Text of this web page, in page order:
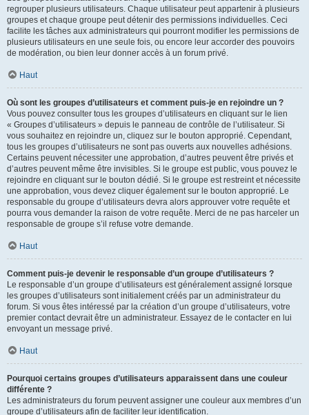
regrouper plusieurs utilisateurs. Chaque utilisateur peut appartenir à plusieurs
groupes et chaque groupe peut détenir des permissions individuelles. Ceci
facilite les tâches aux administrateurs qui pourront modifier les permissions de
plusieurs utilisateurs en une seule fois, ou encore leur accorder des pouvoirs
de modération, ou bien leur donner accès à un forum privé.
Haut
Où sont les groupes d’utilisateurs et comment puis-je en rejoindre un ?
Vous pouvez consulter tous les groupes d’utilisateurs en cliquant sur le lien
« Groupes d’utilisateurs » depuis le panneau de contrôle de l’utilisateur. Si
vous souhaitez en rejoindre un, cliquez sur le bouton approprié. Cependant,
tous les groupes d’utilisateurs ne sont pas ouverts aux nouvelles adhésions.
Certains peuvent nécessiter une approbation, d’autres peuvent être privés et
d’autres peuvent même être invisibles. Si le groupe est public, vous pouvez le
rejoindre en cliquant sur le bouton dédié. Si le groupe est restreint et nécessite
une approbation, vous devez cliquer également sur le bouton approprié. Le
responsable du groupe d’utilisateurs devra alors approuver votre requête et
pourra vous demander la raison de votre requête. Merci de ne pas harceler un
responsable de groupe s’il refuse votre demande.
Haut
Comment puis-je devenir le responsable d’un groupe d’utilisateurs ?
Le responsable d’un groupe d’utilisateurs est généralement assigné lorsque
les groupes d’utilisateurs sont initialement créés par un administrateur du
forum. Si vous êtes intéressé par la création d’un groupe d’utilisateurs, votre
premier contact devrait être un administrateur. Essayez de le contacter en lui
envoyant un message privé.
Haut
Pourquoi certains groupes d’utilisateurs apparaissent dans une couleur
différente ?
Les administrateurs du forum peuvent assigner une couleur aux membres d’un
groupe d’utilisateurs afin de faciliter leur identification.